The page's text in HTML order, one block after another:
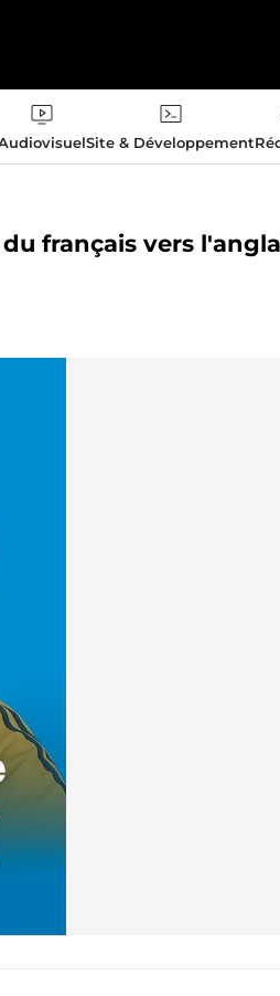
Site & Développement
français vers